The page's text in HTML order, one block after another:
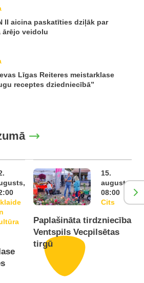
II aicina paskatīties dziļāk par
ārējo veidolu
Līgas Reiteres meistarklase
receptes dziedniecībā”
15.
augusts,
08:00
Cits
Paplašināta tirdzniecība
Ventspils Vecpilsētas
tirgū